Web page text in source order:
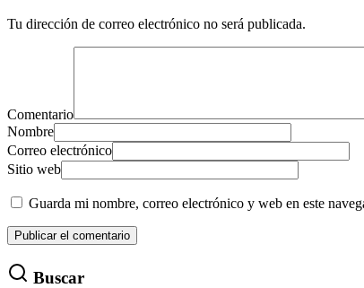
Tu dirección de correo electrónico no será publicada.
Comentario
Nombre
Correo electrónico
Sitio web
Guarda mi nombre, correo electrónico y web en este
Buscar